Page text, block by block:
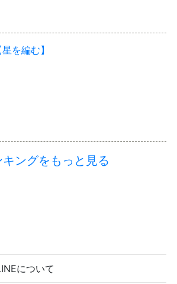
星を編む】
キングをもっと見る
について